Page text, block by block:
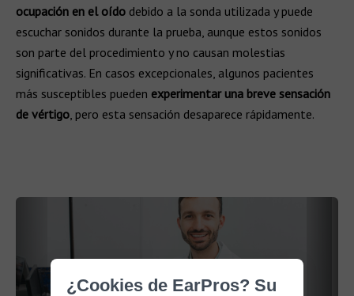
ocupación en el oído debido a la sonda utilizada y puede
escuchar sonidos durante la prueba, aunque estos sonidos
son parte del procedimiento y no causan molestias
significativas. En casos excepcionales, algunos pacientes
más susceptibles pueden experimentar una breve sensación
de vértigo, pero esta sensación desaparece rápidamente.
¿Cookies de EarPros? Su